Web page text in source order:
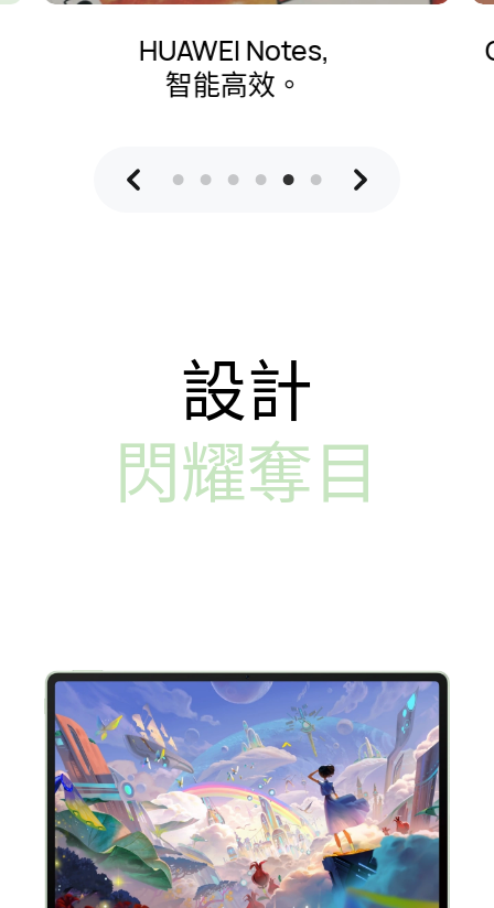
GoPaint 專業繪畫應用程式。
設計
閃耀奪目